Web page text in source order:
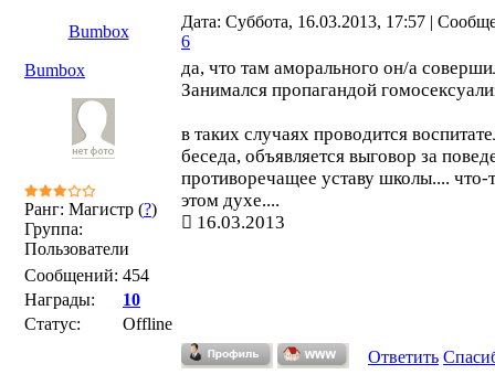
Bumbox
Дата: Суббота, 16.03.2013, 17:57 |
6
Bumbox
Ранг: Магистр (?)
Группа:
Пользователи
Сообщений: 454
Награды:
10
Статус:
Offline
да, что там аморального он/а
Занимался пропагандой
в таких случаях проводится
беседа, объявляется выговор за
противоречащее уставу школы.... что-
этом духе....
16.03.2013
Ответить